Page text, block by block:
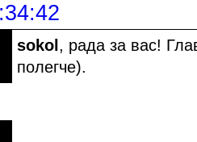
sokol , рада за вас!
полегче).